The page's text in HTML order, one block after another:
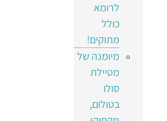
לרומא
כולל
מתוקים!
מיומנה של
מטיילת
סולו
בטולום,